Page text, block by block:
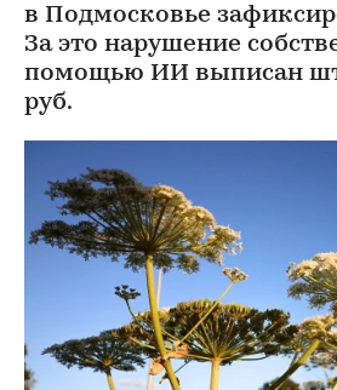
в Подмосковье
За это нарушение
помощью ИИ выписан
руб.